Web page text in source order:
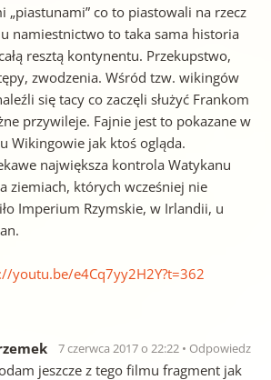
„piastunami” co to piastowali na rzecz
namiestnictwo to taka sama historia
resztą kontynentu. Przekupstwo,
zwodzenia. Wśród tzw. wikingów
się tacy co zaczęli służyć Frankom
przywileje. Fajnie jest to pokazane w
Wikingowie jak ktoś ogląda.
największa kontrola Watykanu
ziemiach, których wcześniej nie
Imperium Rzymskie, w Irlandii, u
youtu.be/e4Cq7yy2H2Y?t=362
7 czerwca 2017 o 22:22 Odpowiedz
jeszcze z tego filmu fragment jak